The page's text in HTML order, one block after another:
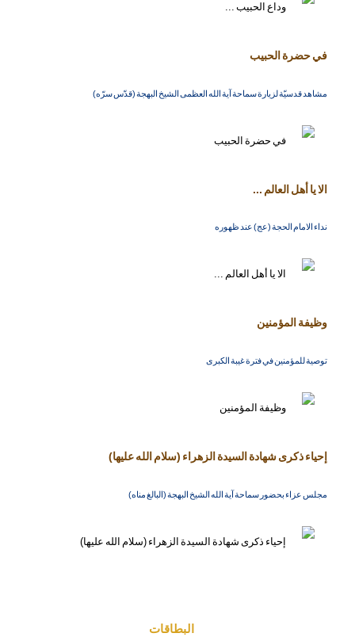
في حضرة الحبيب
مشاهد قدسيّة لزيارة سماحة آية الله العظمى الشيخ البهجة (قدّس سرّه)
الا يا أهل العالم ...
نداء الامام الحجة (عج) عند ظهوره
وظيفة المؤمنين
توصية للمؤمنين في فترة غيبة الكبرى
إحياء ذكرى شهادة السيدة الزهراء (سلام الله عليها)
مجلس عزاء بحضور سماحة آية الله الشيخ البهجة (البالغ مناه)
البطاقات